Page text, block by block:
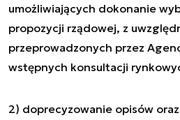
umożliwiających dokonanie
propozycji rządowej, z
przeprowadzonych przez
wstępnych konsultacji
2) doprecyzowanie opisów